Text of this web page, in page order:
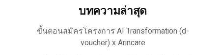
บทความล่าสุด
ขั้นตอนสมัครโครงการ AI Transformation (d-
voucher) x Arincare